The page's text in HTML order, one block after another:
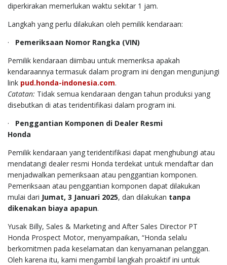
diperkirakan memerlukan waktu sekitar 1 jam.
Langkah yang perlu dilakukan oleh pemilik kendaraan:
· Pemeriksaan Nomor Rangka (VIN)
Pemilik kendaraan diimbau untuk memeriksa apakah
kendaraannya termasuk dalam program ini dengan mengunjungi
link pud.honda-indonesia.com.
Catatan: Tidak semua kendaraan dengan tahun produksi yang
disebutkan di atas teridentifikasi dalam program ini.
· Penggantian Komponen di Dealer Resmi
Honda
Pemilik kendaraan yang teridentifikasi dapat menghubungi atau
mendatangi dealer resmi Honda terdekat untuk mendaftar dan
menjadwalkan pemeriksaan atau penggantian komponen.
Pemeriksaan atau penggantian komponen dapat dilakukan
mulai dari Jumat, 3 Januari 2025, dan dilakukan tanpa
dikenakan biaya apapun.
Yusak Billy, Sales & Marketing and After Sales Director PT
Honda Prospect Motor, menyampaikan, “Honda selalu
berkomitmen pada keselamatan dan kenyamanan pelanggan.
Oleh karena itu, kami mengambil langkah proaktif ini untuk